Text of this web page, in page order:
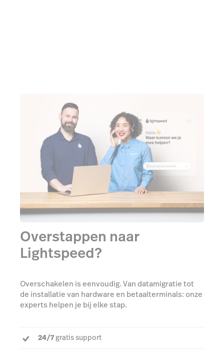
Overstappen naar
Lightspeed?
Overschakelen is eenvoudig. Van datamigratie tot
de installatie van hardware en betaalterminals: onze
experts helpen je bij elke stap.
24/7gratis support